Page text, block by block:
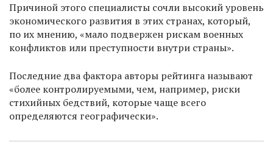
Причиной этого специалисты сочли высокий уровень
экономического развития в этих странах, который,
по их мнению, «мало подвержен рискам военных
конфликтов или преступности внутри страны».
Последние два фактора авторы рейтинга называют
«более контролируемыми, чем, например, риски
стихийных бедствий, которые чаще всего
определяются географически».